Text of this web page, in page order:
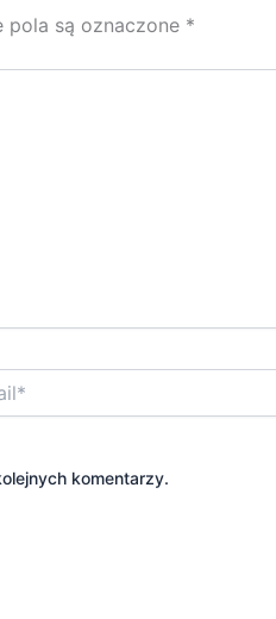
pola są oznaczone *
komentarzy.